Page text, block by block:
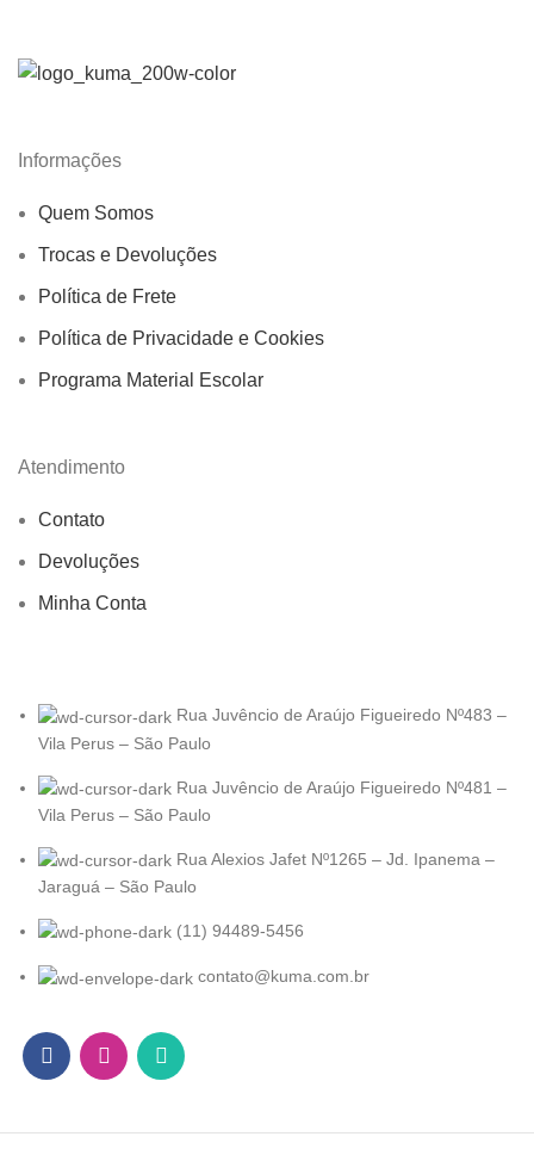
Informações
Quem Somos
Trocas e Devoluções
Política de Frete
Política de Privacidade e Cookies
Programa Material Escolar
Atendimento
Contato
Devoluções
Minha Conta
Rua Juvêncio de Araújo Figueiredo Nº483 –
Vila Perus – São Paulo
Rua Juvêncio de Araújo Figueiredo Nº481 –
Vila Perus – São Paulo
Rua Alexios Jafet Nº1265 – Jd. Ipanema –
Jaraguá – São Paulo
(11) 94489-5456
contato@kuma.com.br